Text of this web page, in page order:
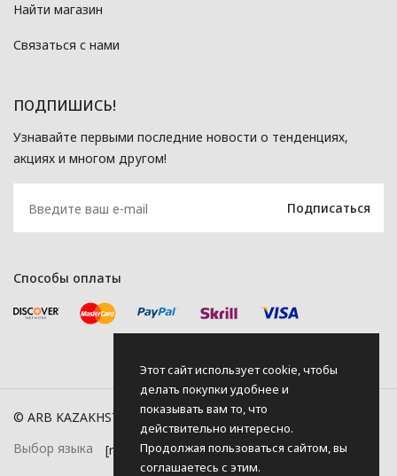
Найти магазин
Связаться с нами
ПОДПИШИСЬ!
Узнавайте первыми последние новости о тенденциях,
акциях и многом другом!
Способы оплаты
© ARB KAZAKHSTAN, 2026
Выбор языка
Этот сайт использует cookie, чтобы
делать покупки удобнее и
показывать вам то, что
действительно интересно.
Продолжая пользоваться сайтом, вы
соглашаетесь с этим.